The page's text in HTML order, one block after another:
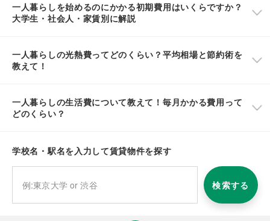
一人暮らしを始めるのにかかる初期費用はいくらですか？
大学生・社会人・家賃別に解説
一人暮らしの光熱費ってどのくらい？平均相場と節約術を
教えて！
一人暮らしの生活費について教えて！毎月かかる費用って
どのくらい？
学校名・駅名を入力して賃貸物件を探す
検索する